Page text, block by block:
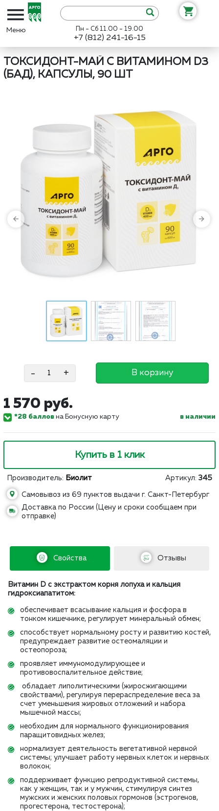
Пн - Сб 11.00 - 19.00
+7 (812) 241-16-15
ТОКСИДОНТ-МАЙ С ВИТАМИНОМ D3
(БАД), КАПСУЛЫ, 90 ШТ
- + В корзину
1 570 руб.
*28 баллов на Бонусную карту в наличии
Купить в 1 клик
Производитель: Биолит Артикул: 345
Самовывоз из 69 пунктов выдачи г. Санкт-Петербург
Доставка по России (Цену и сроки сообщаем при
отправке)
Свойства Отзывы
Витамин D с экстрактом корня лопуха и кальция
гидроксиапатитом:
обеспечивает всасывание кальция и фосфора в
тонком кишечнике, регулирует минеральный обмен;
способствует нормальному росту и развитию костей,
предупреждает развитие остеомаляции и
остеопороза;
проявляет иммуномодулирующее и
противовоспалительное действие;
обладает липолитическими (жиросжигающими
свойствами), регулируя перераспределение веса за
счет уменьшения жировых отложений и набора
мышечной массы;
необходим для нормального функционирования
паращитовидных желез;
нормализует деятельность вегетативной нервной
системы; улучшает работу нервных клеток и нервных
волокон;
поддерживает функцию репродуктивной системы,
как у женщин, так и у мужчин, стимулируя синтез
мужских и женских половых гормонов (эстрогенов,
прогестерона, тестостерона);